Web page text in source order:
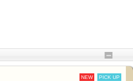
NEW PICK UP